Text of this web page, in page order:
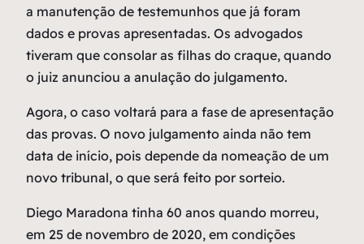
a manutenção de testemunhos que já foram
dados e provas apresentadas. Os advogados
tiveram que consolar as filhas do craque, quando
o juiz anunciou a anulação do julgamento.
Agora, o caso voltará para a fase de apresentação
das provas. O novo julgamento ainda não tem
data de início, pois depende da nomeação de um
novo tribunal, o que será feito por sorteio.
Diego Maradona tinha 60 anos quando morreu,
em 25 de novembro de 2020, em condições